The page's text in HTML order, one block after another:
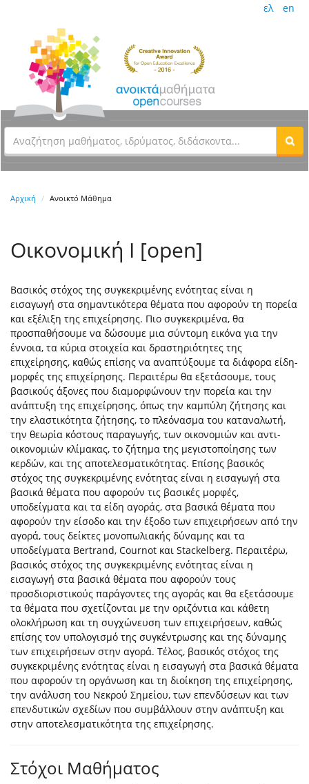
ελ en
Αρχική Ανοικτό Μάθημα
Οικονομική Ι [open]
Βασικός στόχος της συγκεκριμένης ενότητας είναι η
εισαγωγή στα σημαντικότερα θέματα που αφορούν τη πορεία
και εξέλιξη της επιχείρησης. Πιο συγκεκριμένα, θα
προσπαθήσουμε να δώσουμε μια σύντομη εικόνα για την
έννοια, τα κύρια στοιχεία και δραστηριότητες της
επιχείρησης, καθώς επίσης να αναπτύξουμε τα διάφορα είδη-
μορφές της επιχείρησης. Περαιτέρω θα εξετάσουμε, τους
βασικούς άξονες που διαμορφώνουν την πορεία και την
ανάπτυξη της επιχείρησης, όπως την καμπύλη ζήτησης και
την ελαστικότητα ζήτησης, το πλεόνασμα του καταναλωτή,
την θεωρία κόστους παραγωγής, των οικονομιών και αντι-
οικονομιών κλίμακας, το ζήτημα της μεγιστοποίησης των
κερδών, και της αποτελεσματικότητας. Επίσης βασικός
στόχος της συγκεκριμένης ενότητας είναι η εισαγωγή στα
βασικά θέματα που αφορούν τις βασικές μορφές,
υποδείγματα και τα είδη αγοράς, στα βασικά θέματα που
αφορούν την είσοδο και την έξοδο των επιχειρήσεων από την
αγορά, τους δείκτες μονοπωλιακής δύναμης και τα
υποδείγματα Bertrand, Cournot και Stackelberg. Περαιτέρω,
βασικός στόχος της συγκεκριμένης ενότητας είναι η
εισαγωγή στα βασικά θέματα που αφορούν τους
προσδιοριστικούς παράγοντες της αγοράς και θα εξετάσουμε
τα θέματα που σχετίζονται με την οριζόντια και κάθετη
ολοκλήρωση και τη συγχώνευση των επιχειρήσεων, καθώς
επίσης τον υπολογισμό της συγκέντρωσης και της δύναμης
των επιχειρήσεων στην αγορά. Τέλος, βασικός στόχος της
συγκεκριμένης ενότητας είναι η εισαγωγή στα βασικά θέματα
που αφορούν τη οργάνωση και τη διοίκηση της επιχείρησης,
την ανάλυση του Νεκρού Σημείου, των επενδύσεων και των
επενδυτικών σχεδίων που συμβάλλουν στην ανάπτυξη και
στην αποτελεσματικότητα της επιχείρησης.
Στόχοι Μαθήματος